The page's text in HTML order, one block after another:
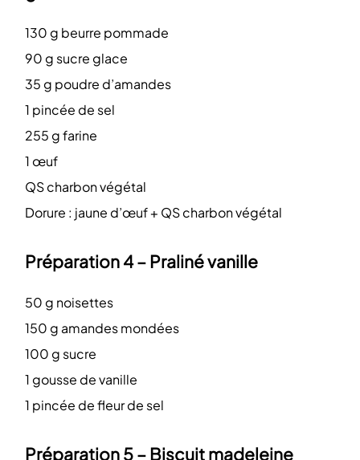
130 g beurre pommade
90 g sucre glace
35 g poudre d’amandes
1 pincée de sel
255 g farine
1 œuf
QS charbon végétal
Dorure : jaune d’œuf + QS charbon végétal
Préparation 4 – Praliné vanille
50 g noisettes
150 g amandes mondées
100 g sucre
1 gousse de vanille
1 pincée de fleur de sel
Préparation 5 – Biscuit madeleine